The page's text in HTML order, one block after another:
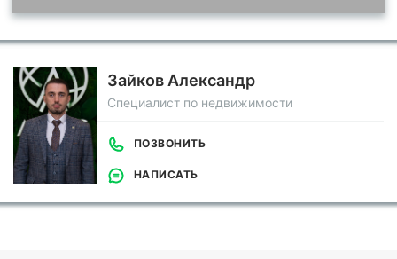
Зайков Александр
Специалист по недвижимости
ПОЗВОНИТЬ
НАПИСАТЬ